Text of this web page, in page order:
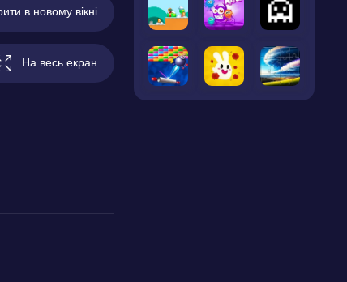
в новому вікні
На весь екран